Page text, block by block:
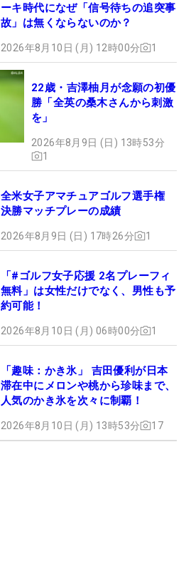
ーキ時代になぜ「信号待ちの追突事
故」は無くならないのか？
2026年8月10日 (月) 12時00分 1
22歳・吉澤柚月が念願の初優
勝「全英の桑木さんから刺激
を」
2026年8月9日 (日) 13時53分
1
全米女子アマチュアゴルフ選手権
決勝マッチプレーの成績
2026年8月9日 (日) 17時26分 1
「#ゴルフ女子応援 2名プレーフィ
無料」は女性だけでなく、男性も予
約可能！
2026年8月10日 (月) 06時00分 1
「趣味：かき氷」 吉田優利が日本
滞在中にメロンや桃から珍味まで、
人気のかき氷を次々に制覇！
2026年8月10日 (月) 13時53分 17